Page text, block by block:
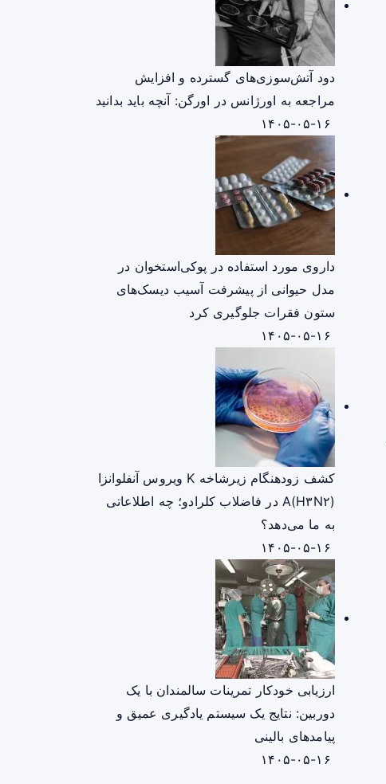
دود آتش‌سوزی‌های گسترده و افزایش
مراجعه به اورژانس در اورگن: آنچه باید بدانید
داروی مورد استفاده در پوکی‌استخوان در
مدل حیوانی از پیشرفت آسیب دیسک‌های
ستون فقرات جلوگیری کرد
کشف زودهنگام زیرشاخه K ویروس آنفلوانزا
A(H۳N۲) در فاضلاب کلرادو؛ چه اطلاعاتی
به ما می‌دهد؟
ارزیابی خودکار تمرینات سالمندان با یک
دوربین: نتایج یک سیستم یادگیری عمیق و
پیامدهای بالینی